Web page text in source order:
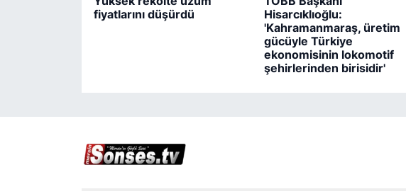
fiyatlarını düşürdü
Hisarcıklıoğlu:
'Kahramanmaraş, üretim
gücüyle Türkiye
ekonomisinin lokomotif
şehirlerinden birisidir'